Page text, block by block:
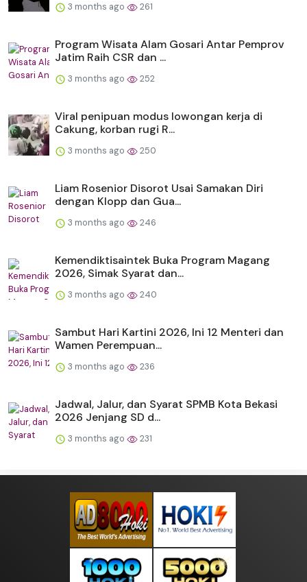
3 months ago 261
Program Wisata Alam Gosari Antar Pemprov
Jatim Raih CSR dan ...
3 months ago 252
Viral penipuan modus lowongan kerja di
Cakung, korban rugi R...
3 months ago 250
Liam Rosenior Disorot Usai Samakan Diri
dengan Klopp dan Gua...
3 months ago 246
Kemendiktisaintek Buka Program Magang
2026, Simak Syarat dan...
3 months ago 240
Sambut Hari Kartini 2026, Ini 12 Menteri dan
Wamen Perempuan...
3 months ago 236
Jadwal, Jalur, dan Syarat SPMB Kota Bekasi
2026 Jenjang SD d...
3 months ago 231